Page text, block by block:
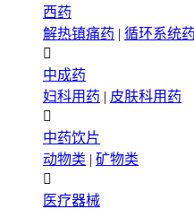
西药
解热镇痛药 | 循环系统药

中成药
妇科用药 | 皮肤科用药

中药饮片
动物类 | 矿物类

医疗器械